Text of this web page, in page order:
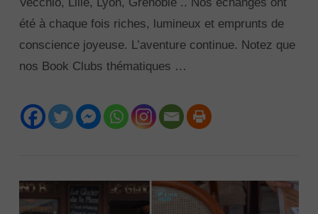
VIEW POST
été à chaque fois riches, lumineux et emprunts de
conscience joyeuse. L’aventure continue. Notez que
nos Book Clubs thématiques …